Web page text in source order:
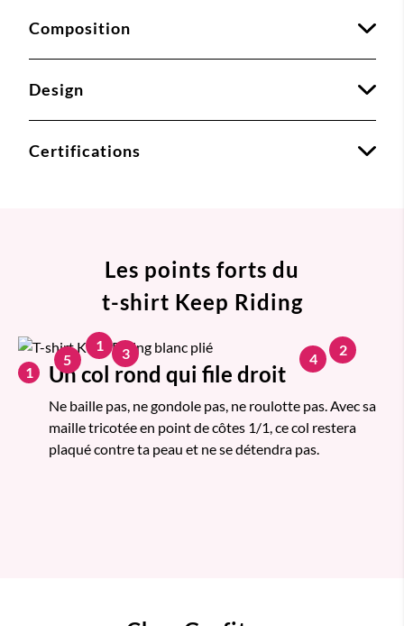
Composition
Design
Certifications
Les points forts du
t-shirt Keep Riding
1 Un col rond qui file droit
Ne baille pas, ne gondole pas, ne roulotte pas. Avec sa
maille tricotée en point de côtes 1/1, ce col restera
plaqué contre ta peau et ne se détendra pas.
1 2
3 4
5